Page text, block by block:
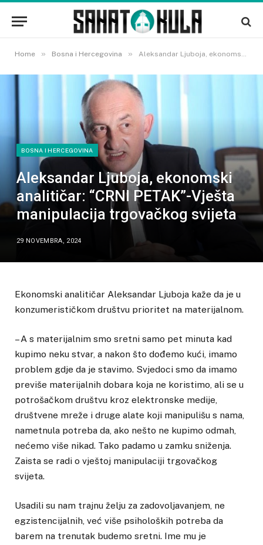
Home » Bosna i Hercegovina » Aleksandar Ljuboja, ekonomski analitičar: “CRNI PETAK”-Vješta manipulacija trgovačkog svijeta
BOSNA I HERCEGOVINA
Aleksandar Ljuboja, ekonomski
analitičar: “CRNI PETAK”-Vješta
manipulacija trgovačkog svijeta
29 NOVEMBRA, 2024
Ekonomski analitičar Aleksandar Ljuboja kaže da je u
konzumerističkom društvu prioritet na materijalnom.
– A s materijalnim smo sretni samo pet minuta kad
kupimo neku stvar, a nakon što dođemo kući, imamo
problem gdje da je stavimo. Svjedoci smo da imamo
previše materijalnih dobara koja ne koristimo, ali se u
potrošačkom društvu kroz elektronske medije,
društvene mreže i druge alate koji manipulišu s nama,
nametnula potreba da, ako nešto ne kupimo odmah,
nećemo više nikad. Tako padamo u zamku sniženja.
Zaista se radi o vještoj manipulaciji trgovačkog
svijeta.
Usadili su nam trajnu želju za zadovoljavanjem, ne
egzistencijalnih, već više psiholoških potreba da
barem na trenutak budemo sretni. Ime mu je